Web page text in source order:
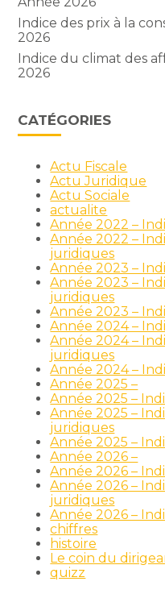
Indice des prix à la
2026
Indice du climat des
2026
CATÉGORIES
Actu Fiscale
Actu Juridique
Actu Sociale
actualite
Année 2022 –
Année 2022 –
juridiques
Année 2023 –
Année 2023 –
juridiques
Année 2023 –
Année 2024 –
Année 2024 –
juridiques
Année 2024 –
Année 2025 –
Année 2025 –
Année 2025 –
juridiques
Année 2025 –
Année 2026 –
Année 2026 –
Année 2026 –
juridiques
Année 2026 –
chiffres
histoire
Le coin du
quizz